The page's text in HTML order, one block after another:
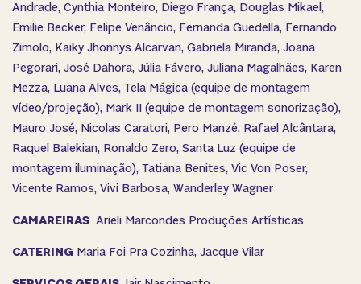
Andrade, Cynthia Monteiro, Diego França, Douglas Mikael,
Emilie Becker, Felipe Venâncio, Fernanda Guedella, Fernando
Zimolo, Kaiky Jhonnys Alcarvan, Gabriela Miranda, Joana
Pegorari, José Dahora, Júlia Fávero, Juliana Magalhães, Karen
Mezza, Luana Alves, Tela Mágica (equipe de montagem
vídeo/projeção), Mark II (equipe de montagem sonorização),
Mauro José, Nicolas Caratori, Pero Manzé, Rafael Alcântara,
Raquel Balekian, Ronaldo Zero, Santa Luz (equipe de
montagem iluminação), Tatiana Benites, Vic Von Poser,
Vicente Ramos, Vivi Barbosa, Wanderley Wagner
CAMAREIRAS Arieli Marcondes Produções Artísticas
CATERING Maria Foi Pra Cozinha, Jacque Vilar